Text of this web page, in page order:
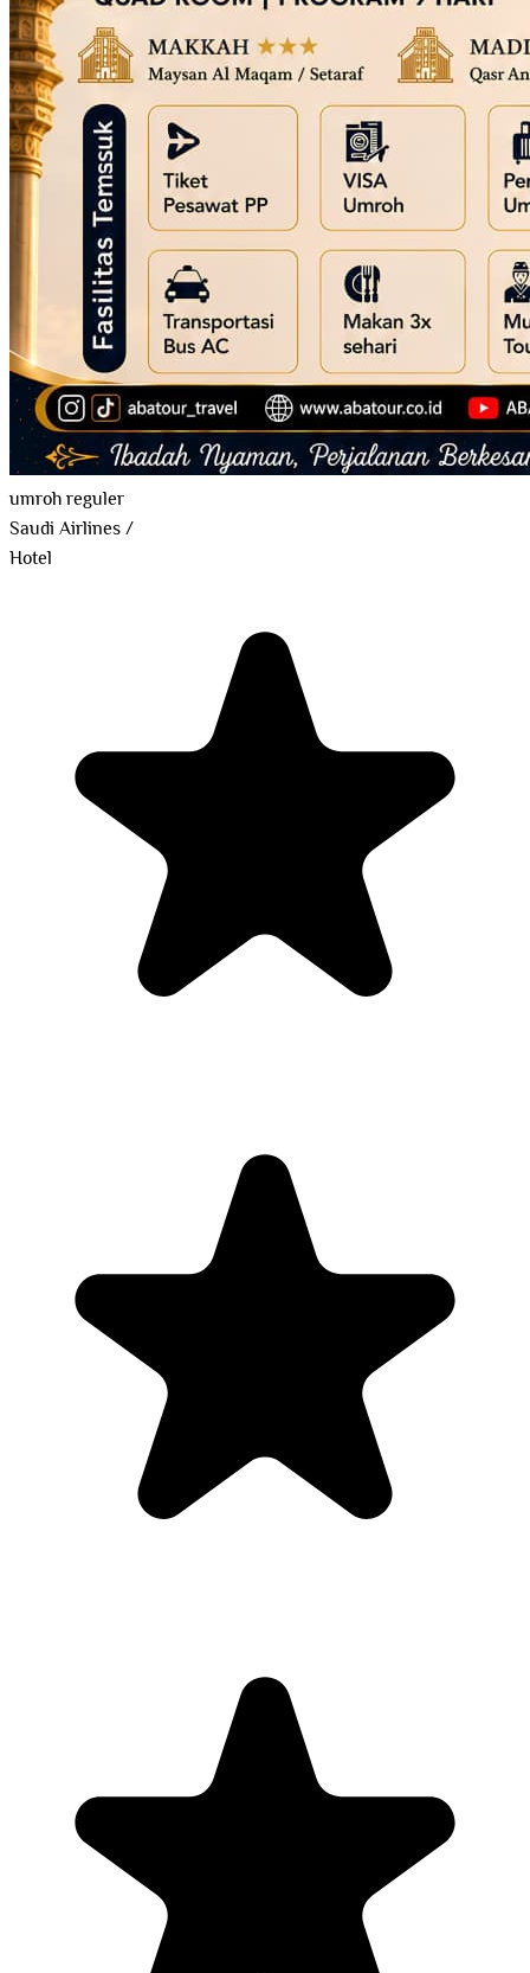
umroh reguler
Saudi Airlines/
Hotel